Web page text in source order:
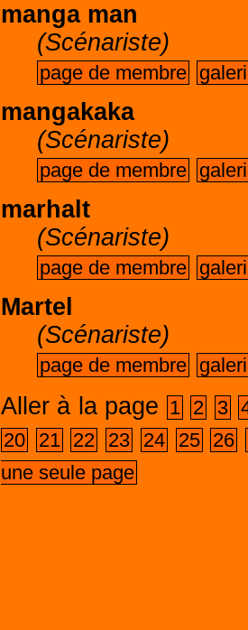
manga man
(Scénariste)
page de membre
mangakaka
(Scénariste)
page de membre
marhalt
(Scénariste)
page de membre
Martel
(Scénariste)
page de membre
Aller à la page 1 2 3
20
21 22 23 24 25
26
une seule page